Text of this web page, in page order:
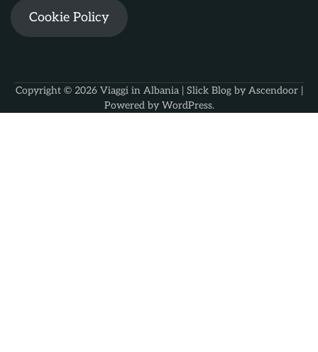
Cookie Policy
Copyright © 2026 Viaggi in Albania| Slick Blog by Ascendoor|
Powered by WordPress.